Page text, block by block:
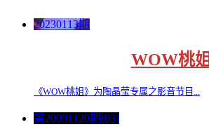
20230113期
WOW桃姐
《WOW桃姐》为陶晶莹专属之影音节目...
第20091120期(03)